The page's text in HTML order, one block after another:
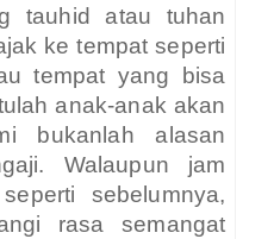
tauhid atau tuhan
ke tempat seperti
tempat yang bisa
anak-anak akan
bukanlah alasan
Walaupun jam
sebelumnya,
rasa semangat